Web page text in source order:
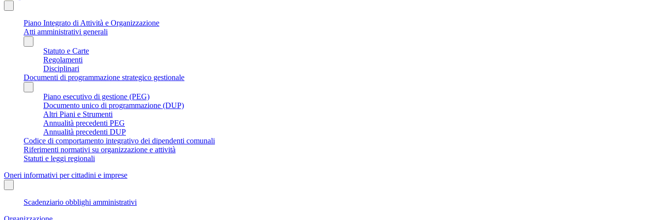
Piano Integrato di Attività e Organizzazione
Atti amministrativi generali
Statuto e Carte
Regolamenti
Disciplinari
Documenti di programmazione strategico gestionale
Piano esecutivo di gestione (PEG)
Documento unico di programmazione (DUP)
Altri Piani e Strumenti
Annualità precedenti PEG
Annualità precedenti DUP
Codice di comportamento integrativo dei dipendenti comunali
Riferimenti normativi su organizzazione e attività
Statuti e leggi regionali
Oneri informativi per cittadini e imprese
Scadenziario obblighi amministrativi